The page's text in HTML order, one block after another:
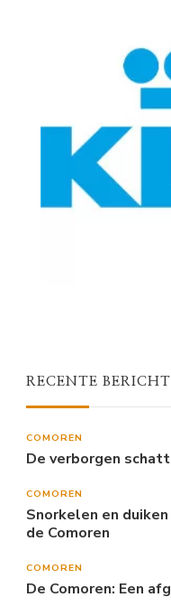
RECENTE
COMOREN
De verborgen
COMOREN
Snorkelen en
de Comoren
COMOREN
De Comoren: Een